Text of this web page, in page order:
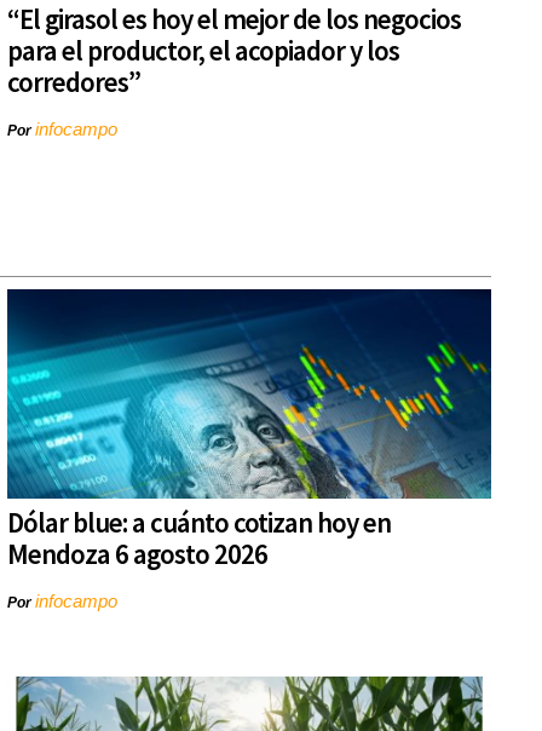
“El girasol es hoy el mejor de los negocios
para el productor, el acopiador y los
corredores”
Porinfocampo
Dólar blue: a cuánto cotizan hoy en
Mendoza 6 agosto 2026
Porinfocampo